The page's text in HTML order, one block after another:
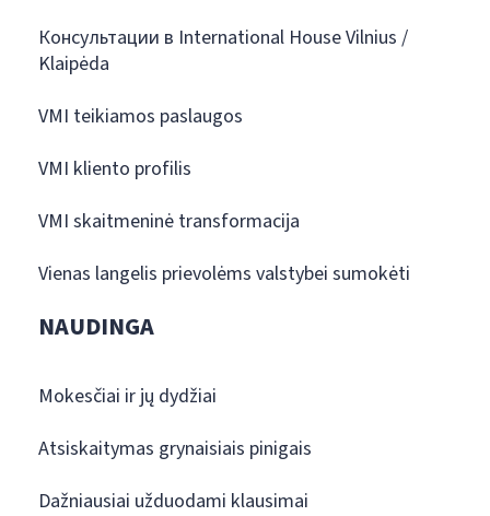
Консультации в International House Vilnius /
Klaipėda
VMI teikiamos paslaugos
VMI kliento profilis
VMI skaitmeninė transformacija
Vienas langelis prievolėms valstybei sumokėti
NAUDINGA
Mokesčiai ir jų dydžiai
Atsiskaitymas grynaisiais pinigais
Dažniausiai užduodami klausimai